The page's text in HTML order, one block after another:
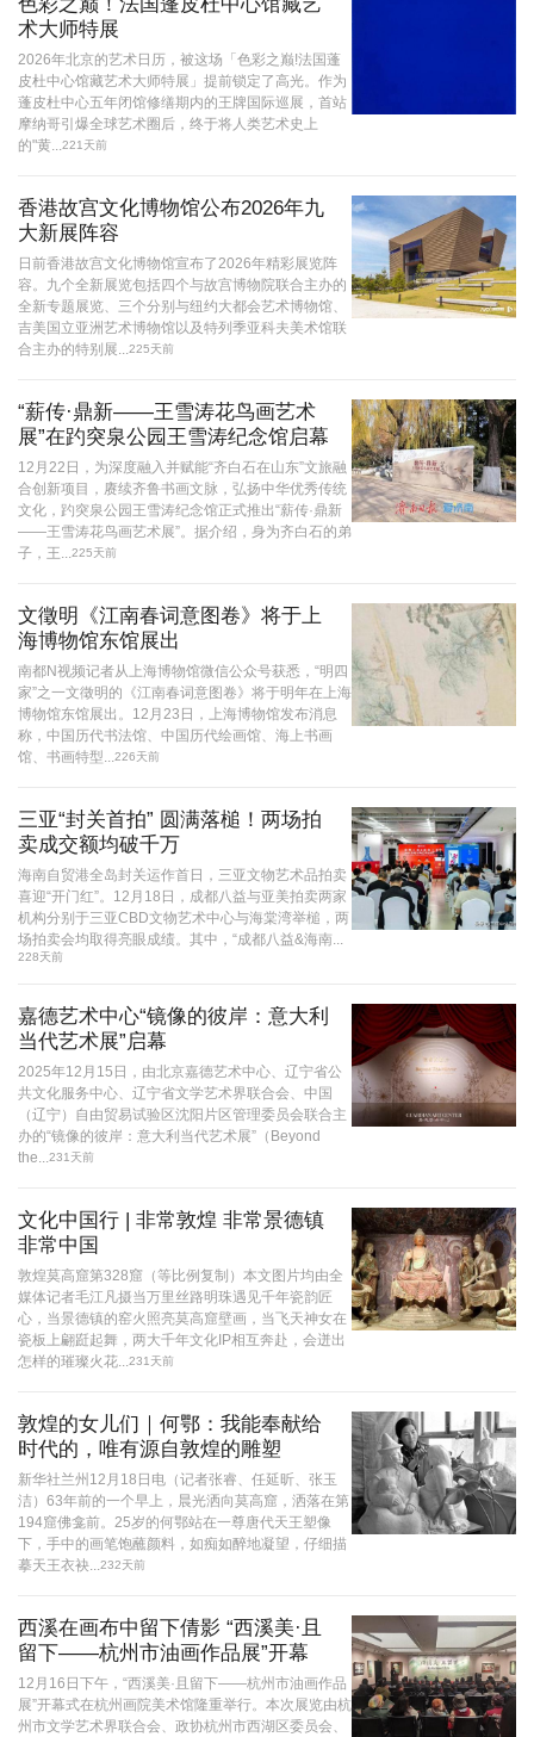
术大师特展
2026年北京的艺术日历，被这场「色彩之巅!法国蓬
皮杜中心馆藏艺术大师特展」提前锁定了高光。作为
蓬皮杜中心五年闭馆修缮期内的王牌国际巡展，首站
摩纳哥引爆全球艺术圈后，终于将人类艺术史上
的"黄...
221天前
香港故宫文化博物馆公布2026年九
大新展阵容
日前香港故宫文化博物馆宣布了2026年精彩展览阵
容。九个全新展览包括四个与故宫博物院联合主办的
全新专题展览、三个分别与纽约大都会艺术博物馆、
吉美国立亚洲艺术博物馆以及特列季亚科夫美术馆联
合主办的特别展...
225天前
“薪传·鼎新——王雪涛花鸟画艺术
展”在趵突泉公园王雪涛纪念馆启幕
12月22日，为深度融入并赋能“齐白石在山东”文旅融
合创新项目，赓续齐鲁书画文脉，弘扬中华优秀传统
文化，趵突泉公园王雪涛纪念馆正式推出“薪传·鼎新
——王雪涛花鸟画艺术展”。据介绍，身为齐白石的弟
子，王...
225天前
文徵明《江南春词意图卷》将于上
海博物馆东馆展出
南都N视频记者从上海博物馆微信公众号获悉，“明四
家”之一文徵明的《江南春词意图卷》将于明年在上海
博物馆东馆展出。12月23日，上海博物馆发布消息
称，中国历代书法馆、中国历代绘画馆、海上书画
馆、书画特型...
226天前
三亚“封关首拍” 圆满落槌！两场拍
卖成交额均破千万
海南自贸港全岛封关运作首日，三亚文物艺术品拍卖
喜迎“开门红”。12月18日，成都八益与亚美拍卖两家
机构分别于三亚CBD文物艺术中心与海棠湾举槌，两
场拍卖会均取得亮眼成绩。其中，“成都八益&海南...
228天前
嘉德艺术中心“镜像的彼岸：意大利
当代艺术展”启幕
2025年12月15日，由北京嘉德艺术中心、辽宁省公
共文化服务中心、辽宁省文学艺术界联合会、中国
（辽宁）自由贸易试验区沈阳片区管理委员会联合主
办的“镜像的彼岸：意大利当代艺术展”（Beyond
the...
231天前
文化中国行 | 非常敦煌 非常景德镇
非常中国
敦煌莫高窟第328窟（等比例复制）本文图片均由全
媒体记者毛江凡摄当万里丝路明珠遇见千年瓷韵匠
心，当景德镇的窑火照亮莫高窟壁画，当飞天神女在
瓷板上翩跹起舞，两大千年文化IP相互奔赴，会迸出
怎样的璀璨火花...
231天前
敦煌的女儿们｜何鄂：我能奉献给
时代的，唯有源自敦煌的雕塑
新华社兰州12月18日电（记者张睿、任延昕、张玉
洁）63年前的一个早上，晨光洒向莫高窟，洒落在第
194窟佛龛前。25岁的何鄂站在一尊唐代天王塑像
下，手中的画笔饱蘸颜料，如痴如醉地凝望，仔细描
摹天王衣袂...
232天前
西溪在画布中留下倩影 “西溪美·且
留下——杭州市油画作品展”开幕
12月16日下午，“西溪美·且留下——杭州市油画作品
展”开幕式在杭州画院美术馆隆重举行。本次展览由杭
州市文学艺术界联合会、政协杭州市西湖区委员会、